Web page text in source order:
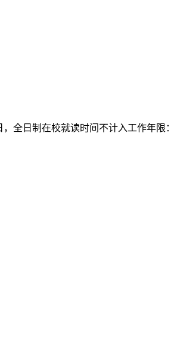
全日制在校就读时间不计入工作年限：